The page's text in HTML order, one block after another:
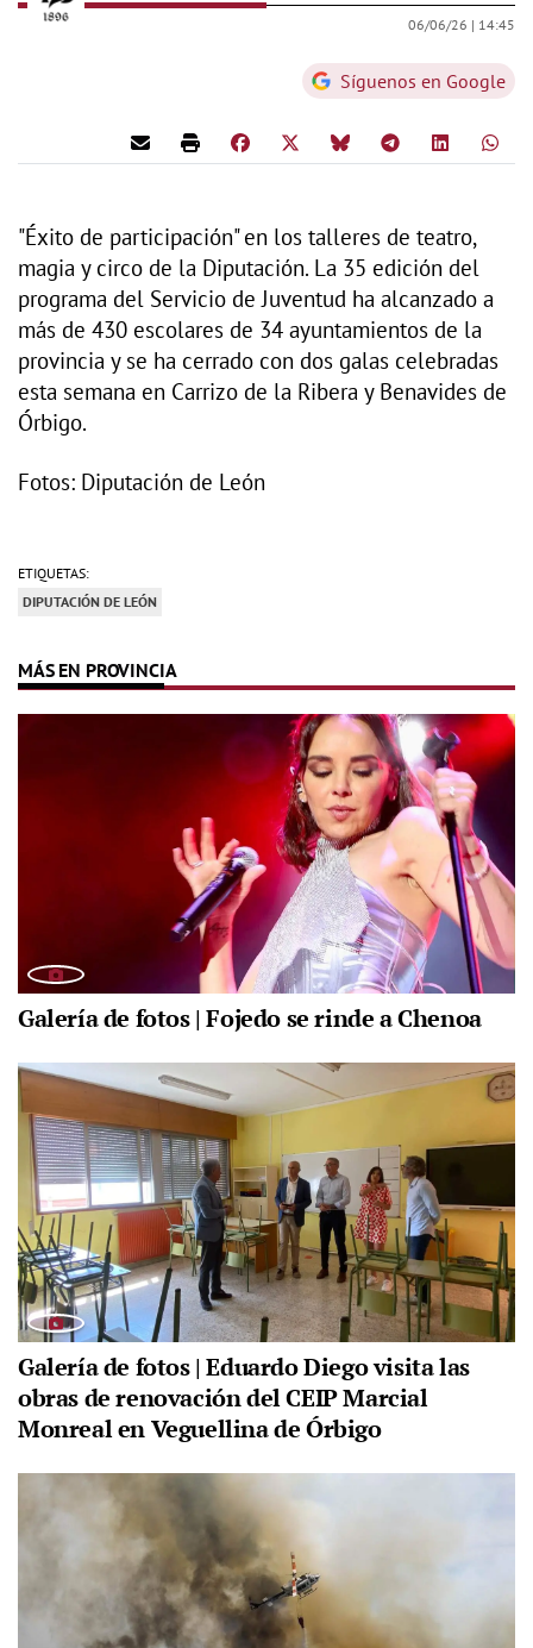
06/06/26 | 14:45
Síguenos en Google
"Éxito de participación" en los talleres de teatro,
magia y circo de la Diputación. La 35 edición del
programa del Servicio de Juventud ha alcanzado a
más de 430 escolares de 34 ayuntamientos de la
provincia y se ha cerrado con dos galas celebradas
esta semana en Carrizo de la Ribera y Benavides de
Órbigo.
Fotos: Diputación de León
ETIQUETAS:
DIPUTACIÓN DE LEÓN
MÁS EN PROVINCIA
Galería de fotos | Fojedo se rinde a Chenoa
Galería de fotos | Eduardo Diego visita las
obras de renovación del CEIP Marcial
Monreal en Veguellina de Órbigo